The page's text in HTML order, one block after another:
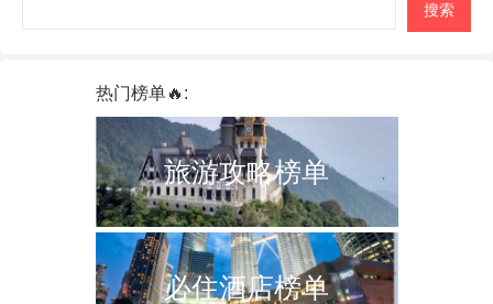
搜索
热门榜单🔥:
旅游攻略榜单
必住酒店榜单